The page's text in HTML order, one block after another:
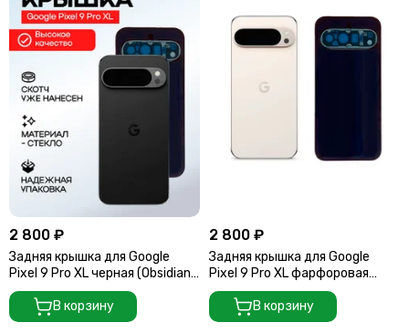
2 800 ₽
Задняя крышка для Google
Pixel 9 Pro XL черная (Obsidian)
со стеклом камеры
В корзину
2 800 ₽
Задняя крышка для Google
Pixel 9 Pro XL фарфоровая
(Porcelain) со стеклом камеры
В корзину